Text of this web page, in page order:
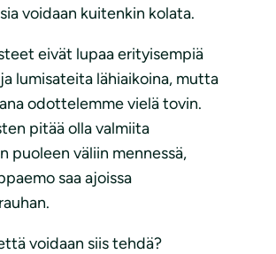
voidaan kuitenkin kolata.
eivät lupaa erityisempiä
lumisateita lähiaikoina, mutta
odottelemme vielä tovin.
pitää olla valmiita
puoleen väliin mennessä,
saa ajoissa
voidaan siis tehdä?